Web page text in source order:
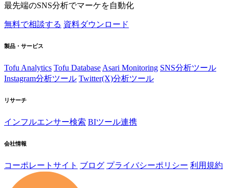
最先端のSNS分析でマーケを自動化
無料で相談する 資料ダウンロード
製品・サービス
Tofu Analytics Tofu Database Asari Monitoring SNS分析ツール
Instagram分析ツール Twitter(X)分析ツール
リサーチ
インフルエンサー検索 BIツール連携
会社情報
コーポレートサイト ブログ プライバシーポリシー 利用規約